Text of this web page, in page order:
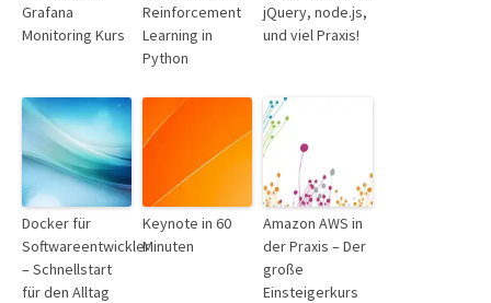
Grafana
Monitoring Kurs
Reinforcement
Learning in
Python
jQuery, node.js,
und viel Praxis!
Docker für
Softwareentwickler
– Schnellstart
für den Alltag
Keynote in 60
Minuten
Amazon AWS in
der Praxis – Der
große
Einsteigerkurs